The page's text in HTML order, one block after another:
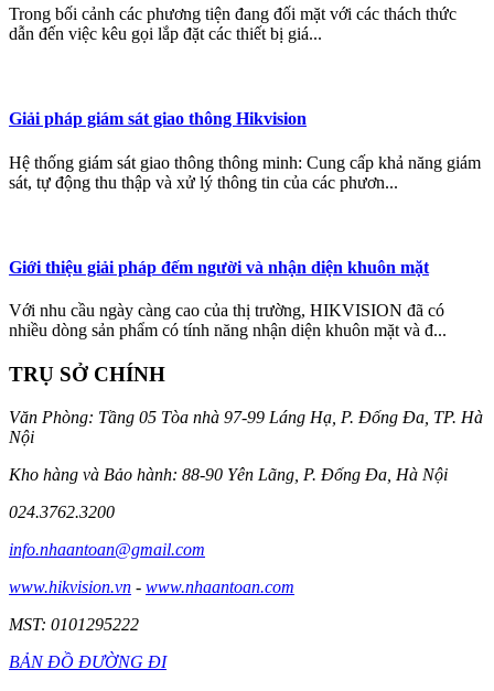
Trong bối cảnh các phương tiện đang đối mặt với các thách thức
dẫn đến việc kêu gọi lắp đặt các thiết bị giá...
Giải pháp giám sát giao thông Hikvision
Hệ thống giám sát giao thông thông minh: Cung cấp khả năng giám
sát, tự động thu thập và xử lý thông tin của các phươn...
Giới thiệu giải pháp đếm người và nhận diện khuôn mặt
Với nhu cầu ngày càng cao của thị trường, HIKVISION đã có
nhiều dòng sản phẩm có tính năng nhận diện khuôn mặt và đ...
TRỤ SỞ CHÍNH
Văn Phòng: Tầng 05 Tòa nhà 97-99 Láng Hạ, P. Đống Đa, TP. Hà
Nội
Kho hàng và Bảo hành: 88-90 Yên Lãng, P. Đống Đa, Hà Nội
024.3762.3200
info.nhaantoan@gmail.com
www.hikvision.vn - www.nhaantoan.com
MST: 0101295222
BẢN ĐỒ ĐƯỜNG ĐI